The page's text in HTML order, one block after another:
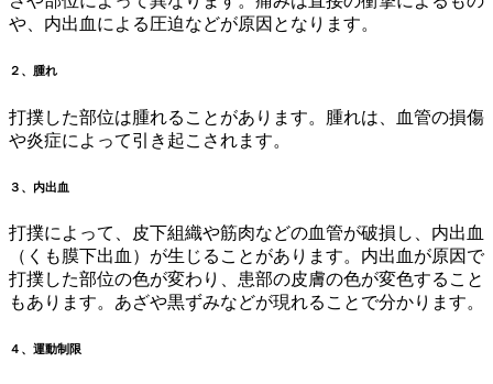
や、内出血による圧迫などが原因となります。
２、腫れ
打撲した部位は腫れることがあります。腫れは、血管の損傷
や炎症によって引き起こされます。
３、内出血
打撲によって、皮下組織や筋肉などの血管が破損し、内出血
（くも膜下出血）が生じることがあります。内出血が原因で
打撲した部位の色が変わり、患部の皮膚の色が変色すること
もあります。あざや黒ずみなどが現れることで分かります。
４、運動制限